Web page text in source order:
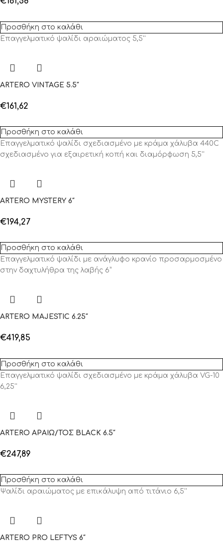
Προσθήκη στο καλάθι
Επαγγελματικό ψαλίδι αραιώματος 5,5''
ARTERO VINTAGE 5.5″
€161,62
Προσθήκη στο καλάθι
Επαγγελματικό ψαλίδι σχεδιασμένο με κράμα χάλυβα 440C
σχεδιασμένο για εξαιρετική κοπή και διαμόρφωση 5,5''
ARTERO MYSTERY 6″
€194,27
Προσθήκη στο καλάθι
Επαγγελματικό ψαλίδι με ανάγλυφο κρανίο προσαρμοσμένο
στην δαχτυλήθρα της λαβής 6”
ARTERO MAJESTIC 6.25″
€419,85
Προσθήκη στο καλάθι
Επαγγελματικό ψαλίδι σχεδιασμένο με κράμα χάλυβα VG-10
6,25''
ARTERO ΑΡΑΙΩ/ΤΟΣ BLACK 6.5″
€247,89
Προσθήκη στο καλάθι
Ψαλίδι αραιώματος με επικάλυψη από τιτάνιο 6,5''
ARTERO PRO LEFTYS 6″